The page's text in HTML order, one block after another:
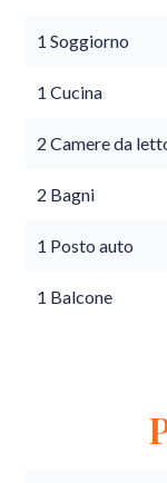
1 Soggiorno
1 Cucina
2 Camere da
2 Bagni
1 Posto auto
1 Balcone